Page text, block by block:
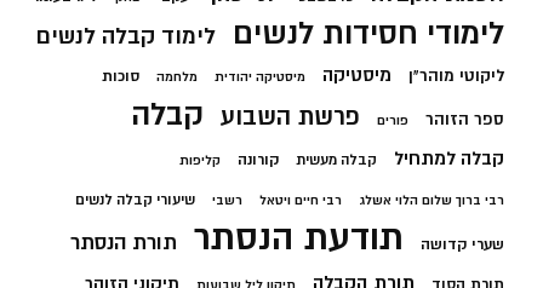
לימודי חסידות לנשים לימוד קבלה לנשים
ליקוטי מוהר"ן מיסטיקה מיסטיקה יהודית מלחמה סוכות
ספר הזוהר פורים פרשת השבוע קבלה
קבלה למתחיל קבלה מעשית קורונה קליפות
רבי ברוך שלום הלוי אשלג רבי חיים ויטאל רשבי שיעורי קבלה לנשים
שערי קדושה תודעת הנסתר תורת הנסתר